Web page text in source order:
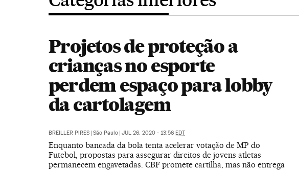
Projetos de proteção a
crianças no esporte
perdem espaço para lobby
da cartolagem
BREILLER PIRES | São Paulo | JUL 26, 2020 - 13:56 EDT
Enquanto bancada da bola tenta acelerar votação de MP do
Futebol, propostas para assegurar direitos de jovens atletas
permanecem engavetadas. CBF promete cartilha, mas não entrega